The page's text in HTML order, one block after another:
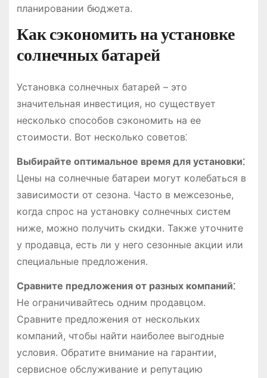
планировании бюджета.
Как сэкономить на установке
солнечных батарей
Установка солнечных батарей – это
значительная инвестиция, но существует
несколько способов сэкономить на ее
стоимости. Вот несколько советов⁚
Выбирайте оптимальное время для установки⁚
Цены на солнечные батареи могут колебаться в
зависимости от сезона. Часто в межсезонье,
когда спрос на установку солнечных систем
ниже, можно получить скидки. Также уточните
у продавца, есть ли у него сезонные акции или
специальные предложения.
Сравните предложения от разных компаний⁚
Не ограничивайтесь одним продавцом.
Сравните предложения от нескольких
компаний, чтобы найти наиболее выгодные
условия. Обратите внимание на гарантии,
сервисное обслуживание и репутацию